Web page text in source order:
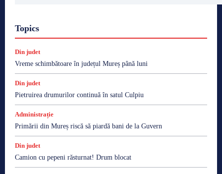
Topics
Din judet
Vreme schimbătoare în județul Mureș până luni
Din judet
Pietruirea drumurilor continuă în satul Culpiu
Administrație
Primării din Mureș riscă să piardă bani de la Guvern
Din judet
Camion cu pepeni răsturnat! Drum blocat